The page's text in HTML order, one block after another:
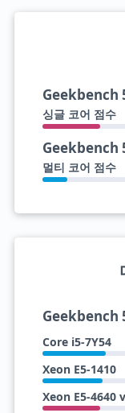
Geekbench
싱글 코어 점수
Geekbench
멀티 코어 점수
Geekbench
Core i5-7Y54
Xeon E5-1410
Xeon E5-4640